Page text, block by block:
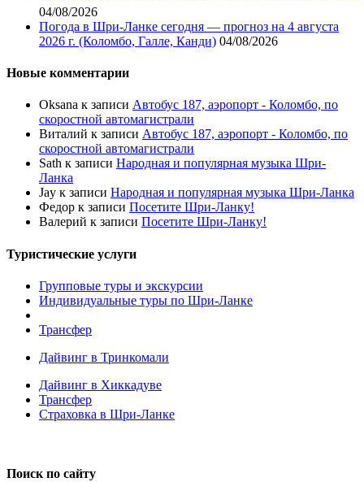
04/08/2026
Погода в Шри-Ланке сегодня — прогноз на 4 августа
2026 г. (Коломбо, Галле, Канди) 04/08/2026
Новые комментарии
Oksana к записи Автобус 187, аэропорт - Коломбо, по
скоростной автомагистрали
Виталий к записи Автобус 187, аэропорт - Коломбо, по
скоростной автомагистрали
Sath к записи Народная и популярная музыка Шри-
Ланка
Jay к записи Народная и популярная музыка Шри-Ланка
Федор к записи Посетите Шри-Ланку!
Валерий к записи Посетите Шри-Ланку!
Туристические услуги
Групповые туры и экскурсии
Индивидуальные туры по Шри-Ланке
Трансфер
Дайвинг в Тринкомали
Дайвинг в Хиккадуве
Трансфер
Страховка в Шри-Ланке
Поиск по сайту